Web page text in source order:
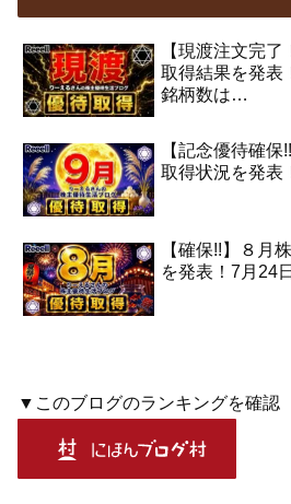
【現渡注文完
取得結果を発表
銘柄数は…
【記念優待確
取得状況を発表
【確保!!】８月
を発表！7月24
▼このブログのランキングを確認